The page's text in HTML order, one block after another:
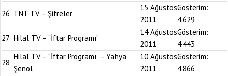
26 TNT TV – Şifreler
15 Ağustos
2011
Gösterim:
4.629
27 Hilal TV – “İftar Programı”
14 Ağustos
2011
Gösterim:
4.443
28
Hilal TV – “İftar Programı” – Yahya
Şenol
10 Ağustos
2011
Gösterim:
4.866